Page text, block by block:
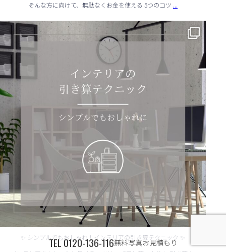
そんな方に向けて、無駄なくお金を使える 5つのコツ ...
✨ シンプルでもおしゃれ！インテリアの引き算テクニック ✨
...
✨ シンプルでもおしゃれ！インテリアの引き算テクニック ✨
TEL0120-136-116無料写真お見積もり